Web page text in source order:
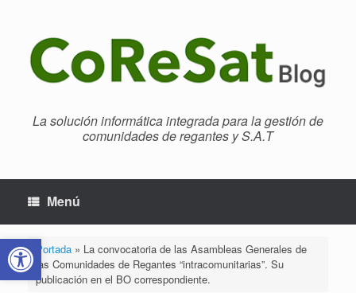
Abrir barra de herramientas
contenido
La solución informática integrada para la gestión de
comunidades de regantes y S.A.T
Menú
Portada» La convocatoria de las Asambleas Generales de
las Comunidades de Regantes “intracomunitarias”. Su
publicación en el BO correspondiente.